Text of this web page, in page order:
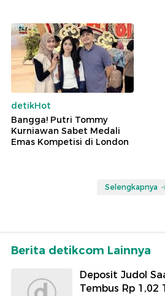
detikHot
Bangga! Putri Tommy
Kurniawan Sabet Medali
Emas Kompetisi di London
Selengkapnya
Berita detikcom Lainnya
Deposit Judol
Tembus Rp 1,02